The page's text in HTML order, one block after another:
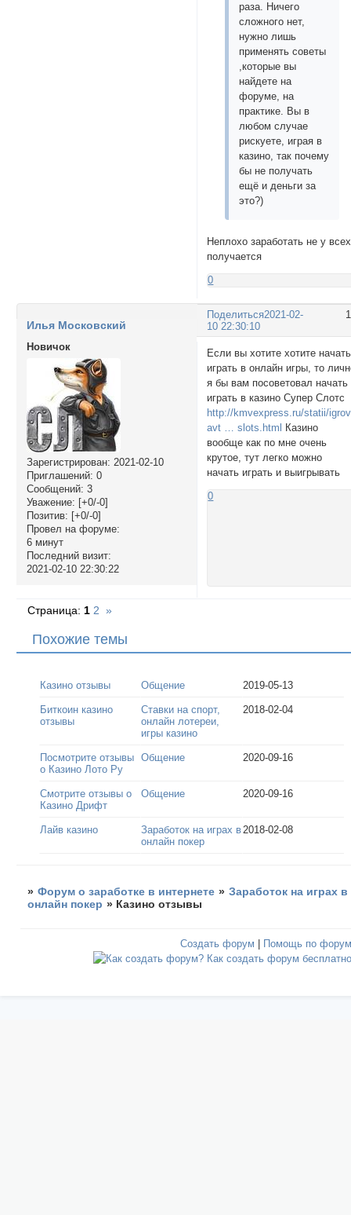
раза. Ничего
сложного нет,
нужно лишь
применять советы
,которые вы
найдете на
форуме, на
практике. Вы в
любом случае
рискуете, играя в
казино, так почему
бы не получать
ещё и деньги за
это?)
Неплохо заработать не у всех
получается
0
Поделиться2021-02-
10 22:30:10
Илья Московский
Новичок
Зарегистрирован: 2021-02-10
Приглашений: 0
Сообщений: 3
Уважение: [+0/-0]
Позитив: [+0/-0]
Провел на форуме:
6 минут
Последний визит:
2021-02-10 22:30:22
Если вы хотите хотите начать
играть в онлайн игры, то
я бы вам посоветовал начать
играть в казино Супер Слотс
http://kmvexpress.ru/statii/
avt … slots.html
Казино
вообще как по мне очень
крутое, тут легко можно
начать играть и выигрывать
0
Страница: 1 2 »
Похожие темы
Казино отзывы Общение 2019-05-13
Биткоин казино
отзывы
Ставки на спорт,
онлайн лотереи,
игры казино
2018-02-04
Посмотрите отзывы
о Казино Лото Ру
Общение 2020-09-16
Смотрите отзывы о
Казино Дрифт
Общение 2020-09-16
Лайв казино
Заработок на играх в
онлайн покер
2018-02-08
» Форум о заработке в интернете » Заработок на играх в
онлайн покер » Казино отзывы
Создать форум Помощь по